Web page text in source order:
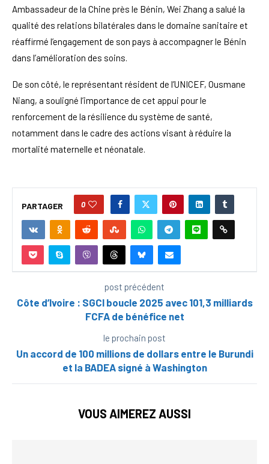
Ambassadeur de la Chine près le Bénin, Wei Zhang a salué la
qualité des relations bilatérales dans le domaine sanitaire et
réaffirmé l’engagement de son pays à accompagner le Bénin
dans l’amélioration des soins.
De son côté, le représentant résident de l’UNICEF, Ousmane
Niang, a souligné l’importance de cet appui pour le
renforcement de la résilience du système de santé,
notamment dans le cadre des actions visant à réduire la
mortalité maternelle et néonatale.
PARTAGER 0
post précédent
Côte d’Ivoire : SGCI boucle 2025 avec 101,3 milliards
FCFA de bénéfice net
le prochain post
Un accord de 100 millions de dollars entre le Burundi
et la BADEA signé à Washington
VOUS AIMEREZ AUSSI